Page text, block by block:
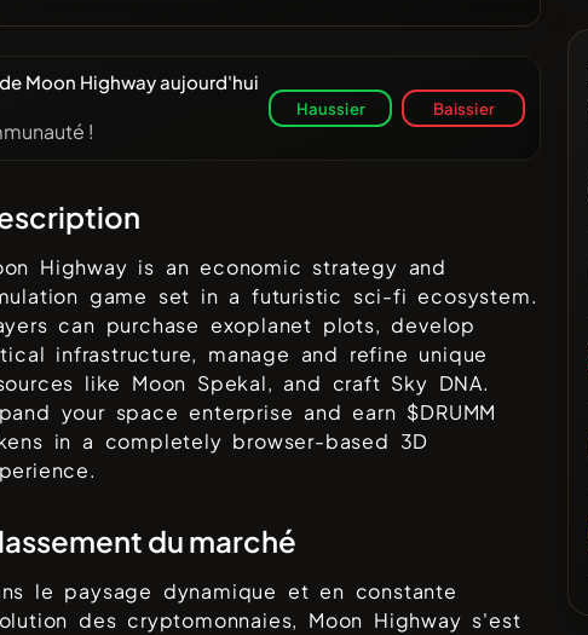
Moon Highway aujourd'hui
!
Haussier Baissier
Highway is an economic strategy and
game set in a futuristic sci-fi ecosystem.
can purchase exoplanet plots, develop
infrastructure, manage and refine unique
like Moon Spekal, and craft Sky DNA.
your space enterprise and earn $DRUMM
in a completely browser-based 3D
du marché
le paysage dynamique et en constante
des cryptomonnaies, Moon Highway s'est